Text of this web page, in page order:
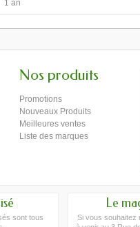
1 an
Nos produits
Promotions
Nouveaux Produits
Meilleures ventes
Liste des marques
sont tous
Le
Si vous souhaitez